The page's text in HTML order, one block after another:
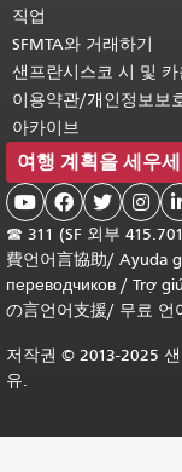
직업
SFMTA와 거래하기
샌프란시스코 시 및 카
이용약관/개인정보보
아카이브
여행 계획을 세우
   
☎ 311 (SF 외부
費언어言協助/ Ayuda
переводчиков / Trợ
の言언어支援/ 무료 언
저작권 © 2013-2025
유.